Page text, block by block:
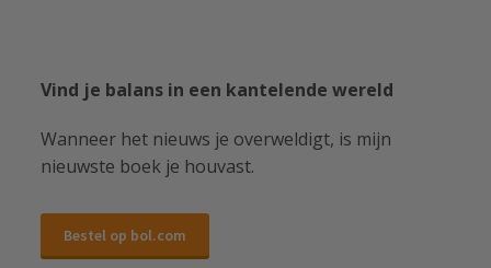
Vind je balans in een kantelende wereld
Wanneer het nieuws je overweldigt, is mijn
nieuwste boek je houvast.
Bestel op bol.com